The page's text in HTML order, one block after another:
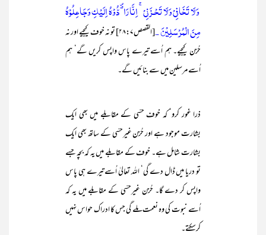
وَلَا تَخَافِيْ وَلَا تَحْـزَنِيْ ۚ اِنَّا رَاۗدُّوْهُ اِلَيْكِ وَجَاعِلُوْهُ
مِنَ الْمُرْسَلِيْنَ ۔
[القصص۲۸:۷] تو نہ خوف کیجیے اور نہ
حُزن کیجیے۔ ہم اُسے تیرے پاس واپس کریں گے‘ ہم
اُسے مرسلین میں سے بنائیں گے۔
ذرا غور کرو‘ کہ خوف حسّی کے مقابلے میں بھی ایک
بشارت موجود ہے اور حُزن غیرحسّی کے ساتھ بھی ایک
بشارت شامل ہے۔ خوف کے مقابلے میں یہ کہ بچہ جسے
تو دریا میں ڈال دے گی‘ اللہ تعالیٰ اُسے تیرے ہی پاس
واپس کر دے گا۔ حُزن غیرحسّی کے مقابلے میں یہ کہ
اُسے نبوت کی وہ نعمت ملے گی جس کا ادراک حواس نہیں
کرسکتے۔